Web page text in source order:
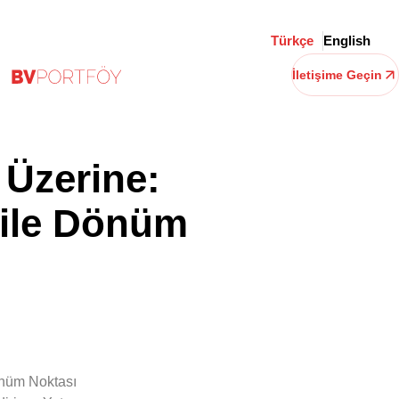
Türkçe English
Investment (Etki
İletişime Geçin
Dönüm
Noktası